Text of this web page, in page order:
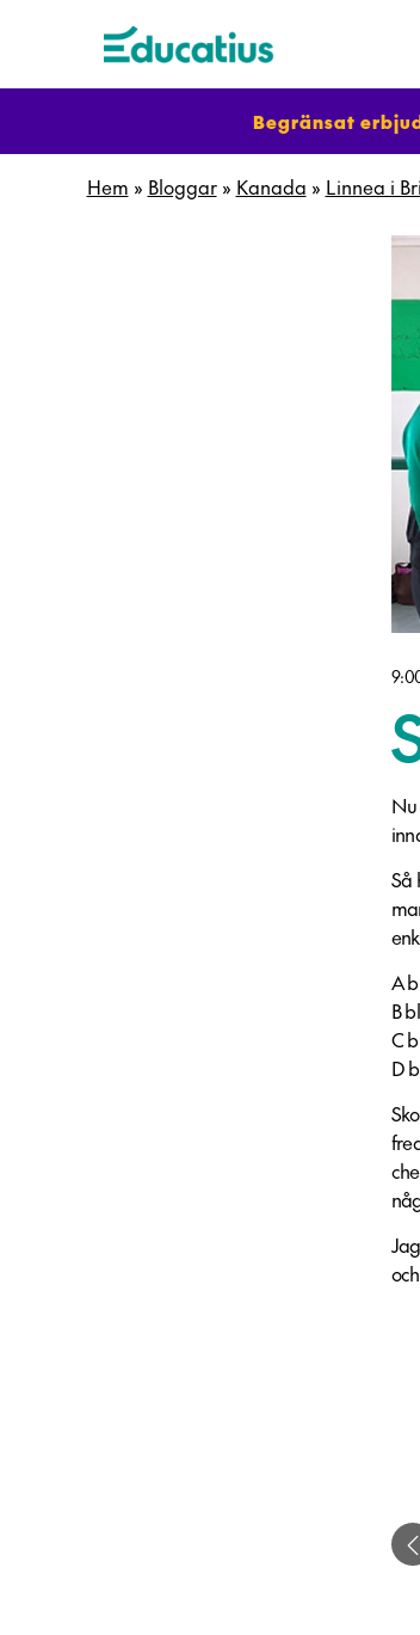
Begränsat
Hem » Bloggar» Kanada » Linnea i
Så
A
B
C
D